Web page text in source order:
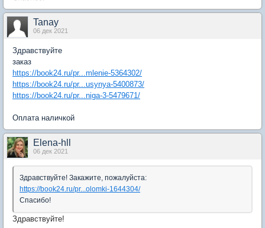
Tanay
06 дек 2021
Здравствуйте
заказ
https://book24.ru/pr...mlenie-5364302/
https://book24.ru/pr...usynya-5400873/
https://book24.ru/pr...niga-3-5479671/
Оплата наличкой
Elena-hll
06 дек 2021
Здравствуйте! Закажите, пожалуйста:
https://book24.ru/pr...olomki-1644304/
Спасибо!
Здравствуйте!